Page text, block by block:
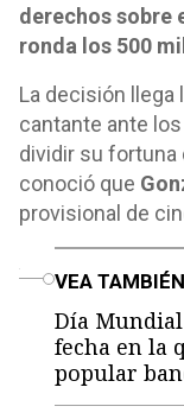
derechos sobre
ronda los 500
La decisión llega
cantante ante
dividir su fortuna
conoció que
provisional de
VEA TAMBIÉN
Día
fecha en la
popular